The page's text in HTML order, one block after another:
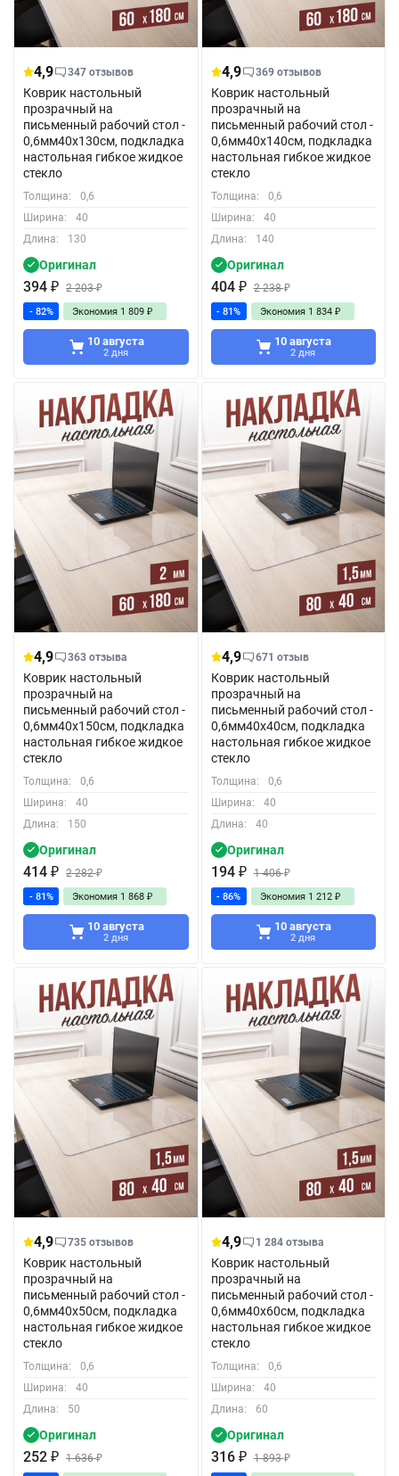
4,9 347 отзывов
Коврик настольный
прозрачный на
письменный рабочий стол -
0,6мм40x130см, подкладка
настольная гибкое жидкое
стекло
Толщина:
0,6
Ширина:
40
Длина:
130
Оригинал
394 ₽ 2 203₽
- 82% Экономия 1 809 ₽
10 августа
2 дня
4,9 369 отзывов
Коврик настольный
прозрачный на
письменный рабочий стол -
0,6мм40x140см, подкладка
настольная гибкое жидкое
стекло
Толщина:
0,6
Ширина:
40
Длина:
140
Оригинал
404 ₽ 2 238₽
- 81% Экономия 1 834 ₽
10 августа
2 дня
4,9 363 отзыва
Коврик настольный
прозрачный на
письменный рабочий стол -
0,6мм40x150см, подкладка
настольная гибкое жидкое
стекло
Толщина:
0,6
Ширина:
40
Длина:
150
Оригинал
414 ₽ 2 282₽
- 81% Экономия 1 868 ₽
10 августа
2 дня
4,9 671 отзыв
Коврик настольный
прозрачный на
письменный рабочий стол -
0,6мм40x40см, подкладка
настольная гибкое жидкое
стекло
Толщина:
0,6
Ширина:
40
Длина:
40
Оригинал
194 ₽ 1 406₽
- 86% Экономия 1 212 ₽
10 августа
2 дня
4,9 735 отзывов
Коврик настольный
прозрачный на
письменный рабочий стол -
0,6мм40x50см, подкладка
настольная гибкое жидкое
стекло
Толщина:
0,6
Ширина:
40
Длина:
50
Оригинал
252 ₽ 1 636₽
4,9 1 284 отзыва
Коврик настольный
прозрачный на
письменный рабочий стол -
0,6мм40x60см, подкладка
настольная гибкое жидкое
стекло
Толщина:
0,6
Ширина:
40
Длина:
60
Оригинал
316 ₽ 1 893₽